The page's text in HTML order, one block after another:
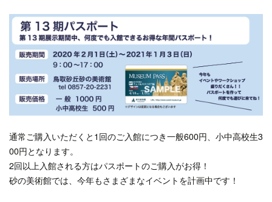
通常ご購入いただくと1回のご入館につき一般600円、小中高校生3
00円となります。
2回以上入館される方はパスポートのご購入がお得！
砂の美術館では、今年もさまざまなイベントを計画中です！